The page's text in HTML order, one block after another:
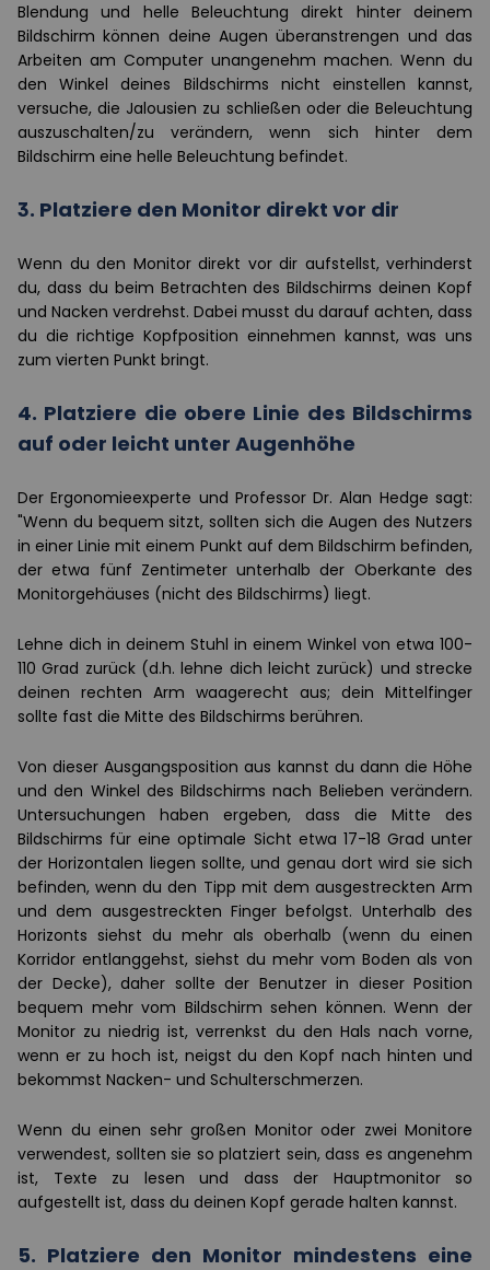
Blendung und helle Beleuchtung direkt hinter deinem
Bildschirm können deine Augen überanstrengen und das
Arbeiten am Computer unangenehm machen. Wenn du
den Winkel deines Bildschirms nicht einstellen kannst,
versuche, die Jalousien zu schließen oder die Beleuchtung
auszuschalten/zu verändern, wenn sich hinter dem
Bildschirm eine helle Beleuchtung befindet.
3. Platziere den Monitor direkt vor dir
Wenn du den Monitor direkt vor dir aufstellst, verhinderst
du, dass du beim Betrachten des Bildschirms deinen Kopf
und Nacken verdrehst. Dabei musst du darauf achten, dass
du die richtige Kopfposition einnehmen kannst, was uns
zum vierten Punkt bringt.
4. Platziere die obere Linie des Bildschirms
auf oder leicht unter Augenhöhe
Der Ergonomieexperte und Professor Dr. Alan Hedge sagt:
"Wenn du bequem sitzt, sollten sich die Augen des Nutzers
in einer Linie mit einem Punkt auf dem Bildschirm befinden,
der etwa fünf Zentimeter unterhalb der Oberkante des
Monitorgehäuses (nicht des Bildschirms) liegt.
Lehne dich in deinem Stuhl in einem Winkel von etwa 100-
110 Grad zurück (d.h. lehne dich leicht zurück) und strecke
deinen rechten Arm waagerecht aus; dein Mittelfinger
sollte fast die Mitte des Bildschirms berühren.
Von dieser Ausgangsposition aus kannst du dann die Höhe
und den Winkel des Bildschirms nach Belieben verändern.
Untersuchungen haben ergeben, dass die Mitte des
Bildschirms für eine optimale Sicht etwa 17-18 Grad unter
der Horizontalen liegen sollte, und genau dort wird sie sich
befinden, wenn du den Tipp mit dem ausgestreckten Arm
und dem ausgestreckten Finger befolgst. Unterhalb des
Horizonts siehst du mehr als oberhalb (wenn du einen
Korridor entlanggehst, siehst du mehr vom Boden als von
der Decke), daher sollte der Benutzer in dieser Position
bequem mehr vom Bildschirm sehen können. Wenn der
Monitor zu niedrig ist, verrenkst du den Hals nach vorne,
wenn er zu hoch ist, neigst du den Kopf nach hinten und
bekommst Nacken- und Schulterschmerzen.
Wenn du einen sehr großen Monitor oder zwei Monitore
verwendest, sollten sie so platziert sein, dass es angenehm
ist, Texte zu lesen und dass der Hauptmonitor so
aufgestellt ist, dass du deinen Kopf gerade halten kannst.
5. Platziere den Monitor mindestens eine